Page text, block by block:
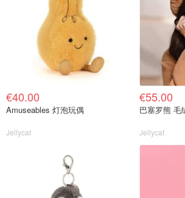
€40.00
Amuseables 灯泡玩偶
Jellycat
€55.00
巴塞罗熊 毛
Jellycat